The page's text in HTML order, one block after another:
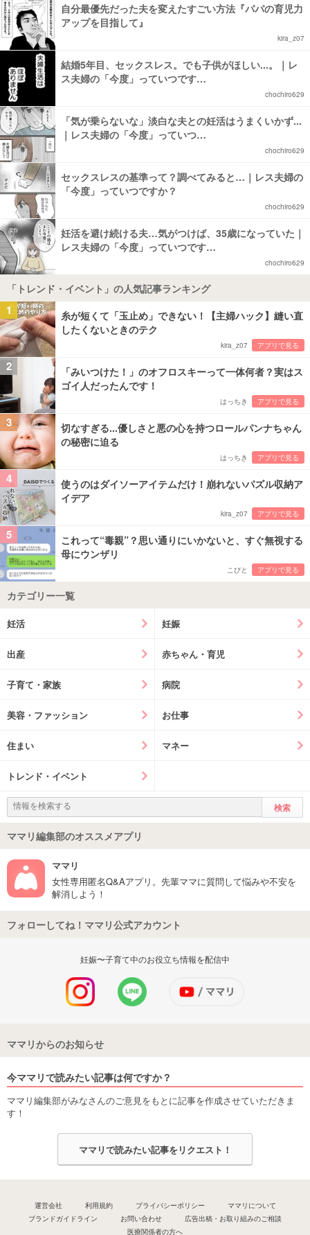
自分最優先だった夫を変えたすごい方法『パパの育児力
アップを目指して』
kira_z07
結婚5年目、セックスレス。でも子供がほしい...。｜レ
ス夫婦の「今度」っていつです…
chochiro629
「気が乗らないな」淡白な夫との妊活はうまくいかず...
｜レス夫婦の「今度」っていつ…
chochiro629
セックスレスの基準って？調べてみると…｜レス夫婦の
「今度」っていつですか？
chochiro629
妊活を避け続ける夫…気がつけば、35歳になっていた｜
レス夫婦の「今度」っていつです…
chochiro629
「トレンド・イベント」の人気記事ランキング
1
糸が短くて「玉止め」できない！【主婦ハック】縫い直
したくないときのテク
kira_z07 アプリで見る
2
「みいつけた！」のオフロスキーって一体何者？実はス
ゴイ人だったんです！
はっちき アプリで見る
3
切なすぎる...優しさと悪の心を持つロールパンナちゃん
の秘密に迫る
はっちき アプリで見る
4
使うのはダイソーアイテムだけ！崩れないパズル収納ア
イデア
kira_z07 アプリで見る
5
これって“毒親”？思い通りにいかないと、すぐ無視する
母にウンザリ
こびと アプリで見る
カテゴリー一覧
妊活 妊娠
出産 赤ちゃん・育児
子育て・家族 病院
美容・ファッション お仕事
住まい マネー
トレンド・イベント
ママリ編集部のオススメアプリ
ママリ
女性専用匿名Q&Aアプリ。先輩ママに質問して悩みや不安を
解消しよう！
フォローしてね！ママリ公式アカウント
妊娠〜子育て中のお役立ち情報を配信中
ママリからのお知らせ
今ママリで読みたい記事は何ですか？
ママリ編集部がみなさんのご意見をもとに記事を作成させていただきま
す！
ママリで読みたい記事をリクエスト！
運営会社 利用規約 プライバシーポリシー
ママリについて
ブランドガイドライン
お問い合わせ
広告出稿・お取り組みのご相談
医療関係者の方へ